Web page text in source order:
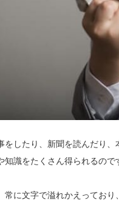
をしたり、新聞を読んだり、
知識をたくさん得られるので
常に文字で溢れかえってお